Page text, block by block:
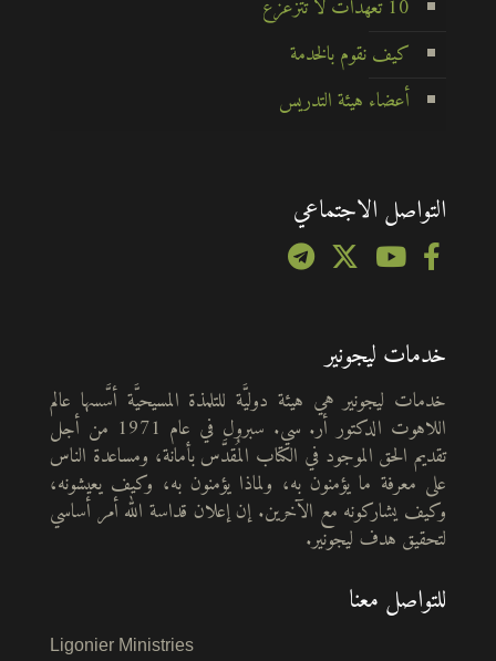
10 تعهدات لا تتزعزع
كيف نقوم بالخدمة
أعضاء هيئة التدريس
التواصل الاجتماعي
خدمات ليجونير
خدمات ليجونير هي هيئة دوليَّة للتلمذة المسيحيَّة أسَّسها عالم
اللاهوت الدكتور أر. سي. سبرول في عام 1971 من أجل
تقديم الحق الموجود في الكتاب المُقدَّس بأمانة، ومساعدة الناس
على معرفة ما يؤمنون به، ولماذا يؤمنون به، وكيف يعيشونه،
وكيف يشاركونه مع الآخرين. إن إعلان قداسة الله أمر أساسي
لتحقيق هدف ليجونير.
للتواصل معنا
Ligonier Ministries